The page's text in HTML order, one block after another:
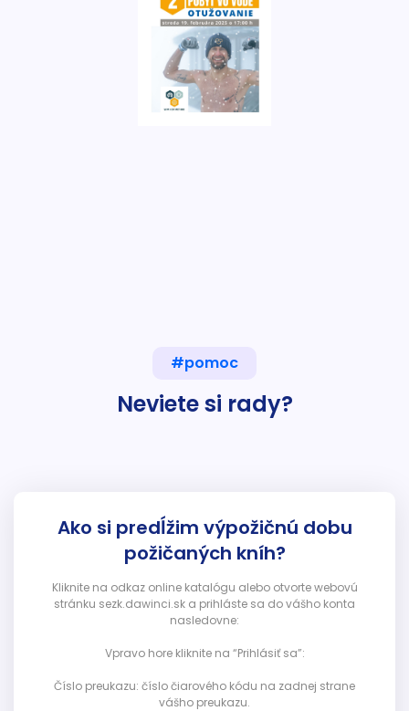
#pomoc
Neviete si rady?
Ako si predĺžim výpožičnú dobu
požičaných kníh?
Kliknite na odkaz online katalógu alebo otvorte webovú
stránku sezk.dawinci.sk a prihláste sa do vášho konta
nasledovne:
Vpravo hore kliknite na “Prihlásiť sa”:
Číslo preukazu: číslo čiarového kódu na zadnej strane
vášho preukazu.